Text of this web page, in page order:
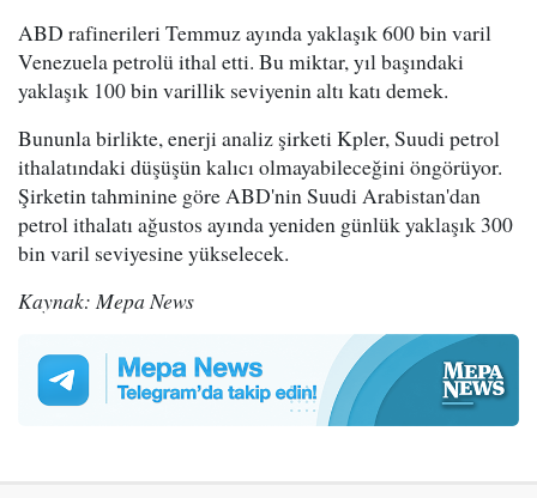
ABD rafinerileri Temmuz ayında yaklaşık 600 bin varil
Venezuela petrolü ithal etti. Bu miktar, yıl başındaki
yaklaşık 100 bin varillik seviyenin altı katı demek.
Bununla birlikte, enerji analiz şirketi Kpler, Suudi petrol
ithalatındaki düşüşün kalıcı olmayabileceğini öngörüyor.
Şirketin tahminine göre ABD'nin Suudi Arabistan'dan
petrol ithalatı ağustos ayında yeniden günlük yaklaşık 300
bin varil seviyesine yükselecek.
Kaynak: Mepa News